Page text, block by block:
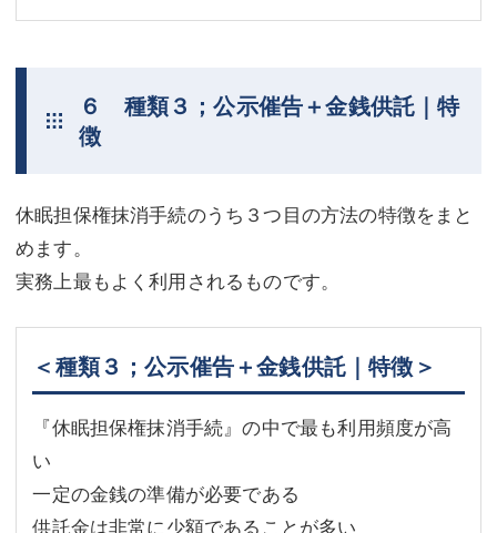
６ 種類３；公示催告＋金銭供託｜特
徴
休眠担保権抹消手続のうち３つ目の方法の特徴をまと
めます。
実務上最もよく利用されるものです。
＜種類３；公示催告＋金銭供託｜特徴＞
『休眠担保権抹消手続』の中で最も利用頻度が高
い
一定の金銭の準備が必要である
供託金は非常に少額であることが多い